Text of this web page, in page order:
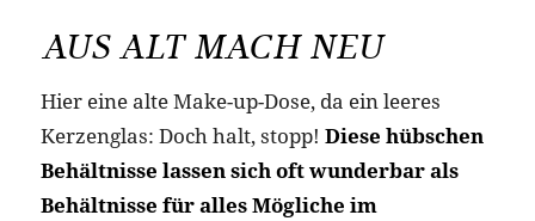
AUS ALT MACH NEU
Hier eine alte Make-up-Dose, da ein leeres
Kerzenglas: Doch halt, stopp! Diese hübschen
Behältnisse lassen sich oft wunderbar als
Behältnisse für alles Mögliche im